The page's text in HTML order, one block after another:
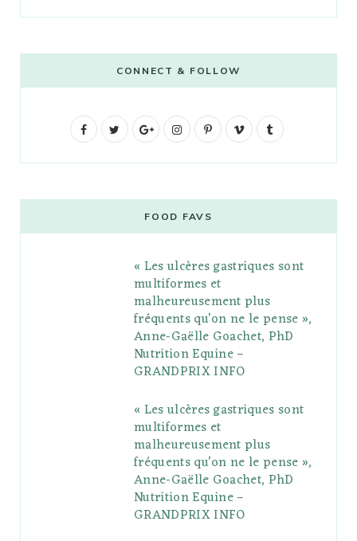
CONNECT & FOLLOW
F
b
t
G
g
l
e
P
l
s
I
t
a
g
r
a
m
P
e
r
e
s
V
o
l
r
FOOD FAVS
« Les ulcères gastriques sont
multiformes et
malheureusement plus
fréquents qu’on ne le pense »,
Anne-Gaëlle Goachet, PhD
Nutrition Equine –
GRANDPRIX INFO
« Les ulcères gastriques sont
multiformes et
malheureusement plus
fréquents qu’on ne le pense »,
Anne-Gaëlle Goachet, PhD
Nutrition Equine –
GRANDPRIX INFO